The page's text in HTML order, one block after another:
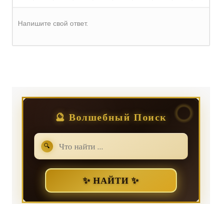
Напишите свой ответ.
🔮 Волшебный Поиск
🔍
✨ НАЙТИ ✨